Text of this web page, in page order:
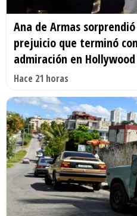
Ana de Armas
prejuicio que terminó
admiración en Hollywood
Hace 21 horas